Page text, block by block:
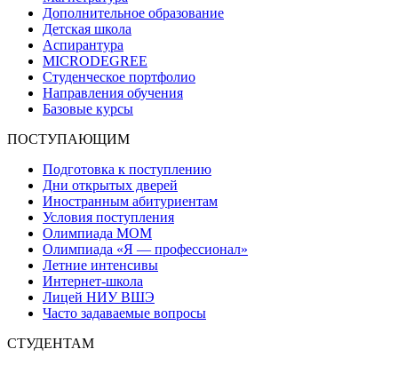
Дополнительное образование
Детская школа
Аспирантура
MICRODEGREE
Студенческое портфолио
Направления обучения
Базовые курсы
ПОСТУПАЮЩИМ
Подготовка к поступлению
Дни открытых дверей
Иностранным абитуриентам
Условия поступления
Олимпиада МОМ
Олимпиада «Я — профессионал»
Летние интенсивы
Интернет-школа
Лицей НИУ ВШЭ
Часто задаваемые вопросы
СТУДЕНТАМ